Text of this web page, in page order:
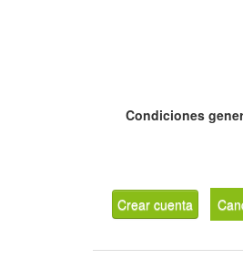
Condiciones
Crear cuenta